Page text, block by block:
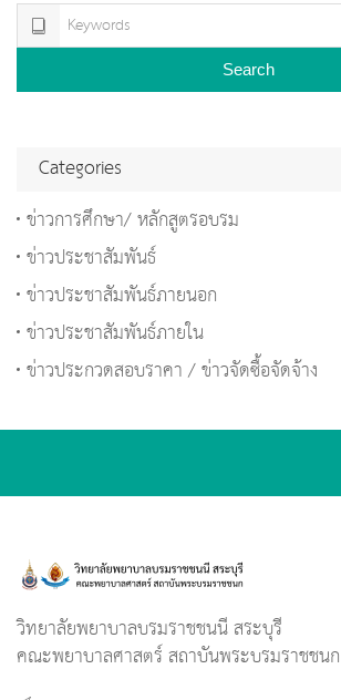
Search
Categories
ข่าวการศึกษา/ หลักสูตรอบรม
ข่าวประชาสัมพันธ์
ข่าวประชาสัมพันธ์ภายนอก
ข่าวประชาสัมพันธ์ภายใน
ข่าวประกวดสอบราคา / ข่าวจัดซื้อจัดจ้าง
วิทยาลัยพยาบาลบรมราชชนนี สระบุรี
คณะพยาบาลศาสตร์ สถาบันพระบรมราชชนก